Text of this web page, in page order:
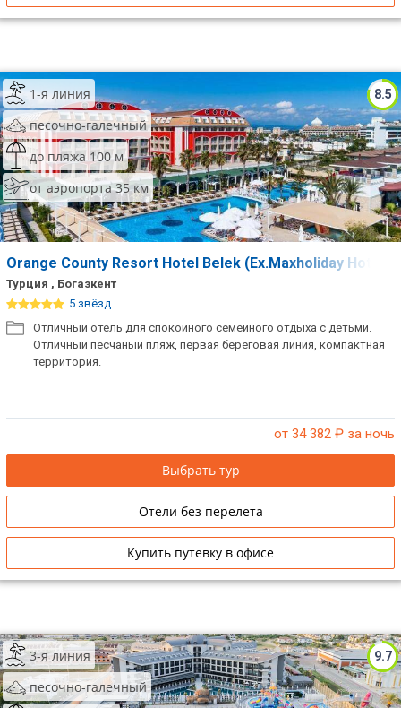
8.5
1-я линия
песочно-галечный
до пляжа 100 м
от аэропорта 35 км
Orange County Resort Hotel Belek (Ex.Maxholiday
Турция , Богазкент
5 звёзд
Отличный отель для спокойного семейного отдыха с детьми.
Отличный песчаный пляж, первая береговая линия, компактная
территория.
от 34 382 ₽ за ночь
Выбрать тур
Отели без перелета
Купить путевку в офисе
9.7
3-я линия
песочно-галечный